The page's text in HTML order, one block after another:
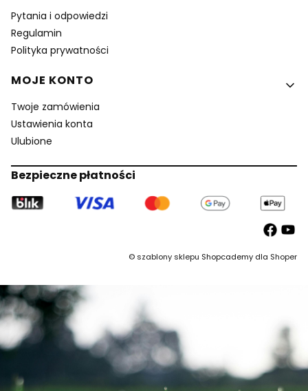
Pytania i odpowiedzi
Regulamin
Polityka prywatności
MOJE KONTO
Twoje zamówienia
Ustawienia konta
Ulubione
Bezpieczne płatności
©szablony sklepu Shopcademy dla Shoper